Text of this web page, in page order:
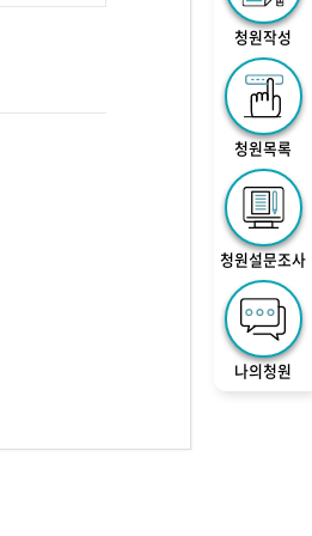
청원작성
청원목록
청원설문조사
나의청원